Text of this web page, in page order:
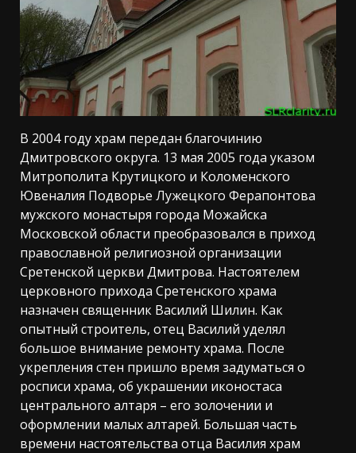
В 2004 году храм передан благочинию
Дмитровского округа. 13 мая 2005 года указом
Митрополита Крутицкого и Коломенского
Ювеналия Подворье Лужецкого Ферапонтова
мужского монастыря города Можайска
Московской области преобразовался в приход
православной религиозной организации
Сретенской церкви Дмитрова. Настоятелем
церковного прихода Сретенского храма
назначен священник Василий Шилин. Как
опытный строитель, отец Василий уделял
большое внимание ремонту храма. После
укрепления стен пришло время задуматься о
росписи храма, об украшении иконостаса
центрального алтаря – его золочении и
оформлении малых алтарей. Большая часть
времени настоятельства отца Василия храм